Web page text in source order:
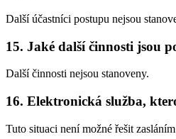
Další účastníci postupu nejsou
15. Jaké další činnosti jsou
Další činnosti nejsou stanoveny.
16. Elektronická služba,
Tuto situaci není možné řešit